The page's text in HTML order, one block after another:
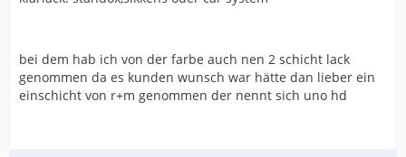
bei dem hab ich von der farbe auch nen 2 schicht lack
genommen da es kunden wunsch war hätte dan lieber ein
einschicht von r+m genommen der nennt sich uno hd